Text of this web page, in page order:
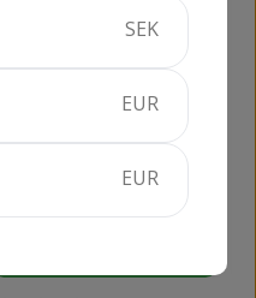
SEK
EUR
EUR